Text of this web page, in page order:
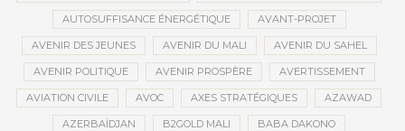
AUTOSUFFISANCE ÉNERGÉTIQUE AVANT-PROJET
AVENIR DES JEUNES AVENIR DU MALI AVENIR DU SAHEL
AVENIR POLITIQUE AVENIR PROSPÈRE AVERTISSEMENT
AVIATION CIVILE AVOC AXES STRATÉGIQUES AZAWAD
AZERBAÏDJAN B2GOLD MALI BABA DAKONO